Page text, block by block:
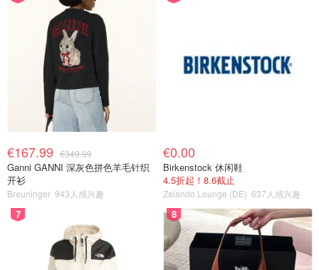
€167.99 €349.99
Ganni GANNI 深灰色拼色羊毛针织
开衫
Breuninger 943人感兴趣
€0.00
Birkenstock 休闲鞋
4.5折起！8.6截止
Zalando Lounge (DE) 637人感兴趣
7 8